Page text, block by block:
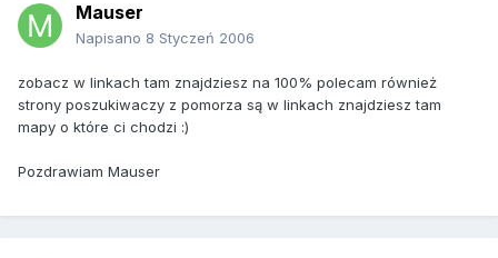
Mauser
Napisano 8 Styczeń 2006
zobacz w linkach tam znajdziesz na 100% polecam również
strony poszukiwaczy z pomorza są w linkach znajdziesz tam
mapy o które ci chodzi :)
Pozdrawiam Mauser